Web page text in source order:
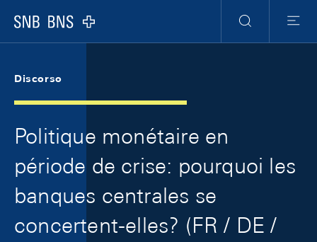
Logo
Ricerca
Menu
Discorso
Politique monétaire en
période de crise: pourquoi les
banques centrales se
concertent-elles? (FR / DE /